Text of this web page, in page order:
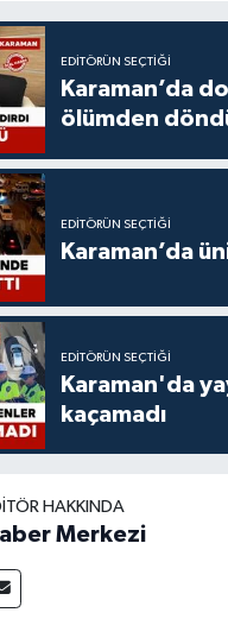
EDITÖRÜN SEÇTIĞI
Karaman’da
ölümden
EDITÖRÜN SEÇTIĞI
Karaman’da
EDITÖRÜN SEÇTIĞI
Karaman'da
kaçamadı
HAKKINDA
Merkezi